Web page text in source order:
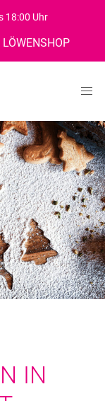
18:00 Uhr
LÖWENSHOP
IN